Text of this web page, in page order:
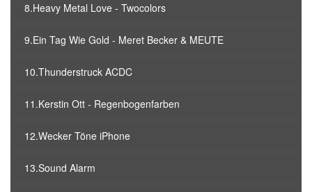
8.Heavy Metal Love - Twocolors
9.Ein Tag Wie Gold - Meret Becker & MEUTE
10.Thunderstruck ACDC
11.Kerstin Ott - Regenbogenfarben
12.Wecker Töne iPhone
13.Sound Alarm